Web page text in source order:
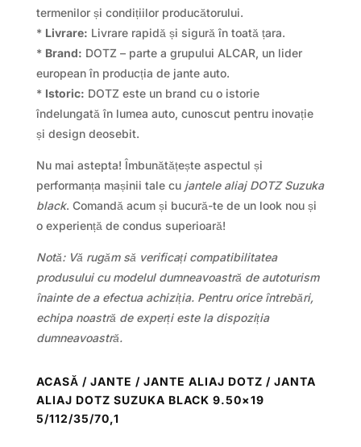
termenilor și condițiilor producătorului.
* Livrare: Livrare rapidă și sigură în toată țara.
* Brand: DOTZ – parte a grupului ALCAR, un lider
european în producția de jante auto.
* Istoric: DOTZ este un brand cu o istorie
îndelungată în lumea auto, cunoscut pentru inovație
și design deosebit.
Nu mai astepta! Îmbunătățește aspectul și
performanța mașinii tale cu jantele aliaj DOTZ Suzuka
black. Comandă acum și bucură-te de un look nou și
o experiență de condus superioară!
Notă: Vă rugăm să verificați compatibilitatea
produsului cu modelul dumneavoastră de autoturism
înainte de a efectua achiziția. Pentru orice întrebări,
echipa noastră de experți este la dispoziția
dumneavoastră.
ACASĂ / JANTE / JANTE ALIAJ DOTZ / JANTA
ALIAJ DOTZ SUZUKA BLACK 9.50×19
5/112/35/70,1